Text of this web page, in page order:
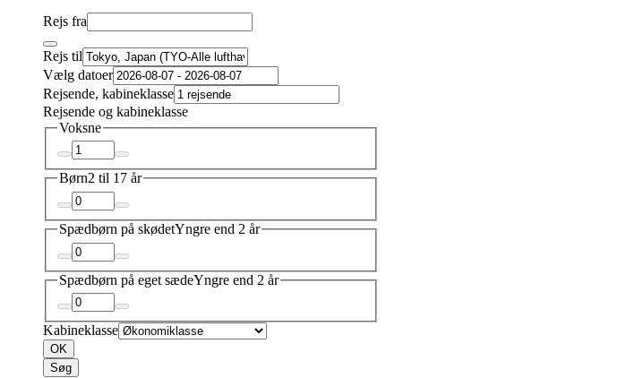
Rejs fra
Rejs til
Vælg datoer
Rejsende, kabineklasse
Rejsende og kabineklasse
Voksne
Børn2 til 17 år
Spædbørn på skødetYngre end 2 år
Spædbørn på eget sædeYngre end 2 år
Kabineklasse
OK
Søg